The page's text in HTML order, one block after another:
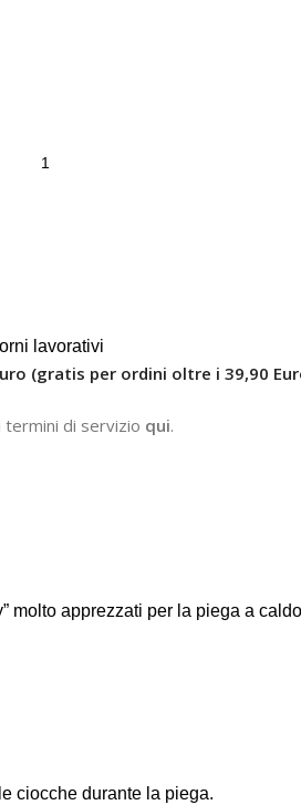
lavorativi
(gratis per ordini oltre i 39,90
termini di servizio qui.
apprezzati per la piega a
ciocche durante la piega.